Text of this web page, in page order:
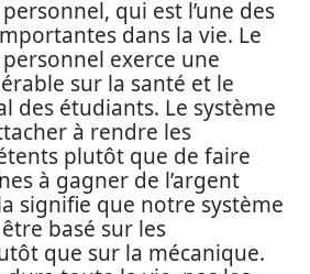
qui est l’une des
dans la vie. Le
exerce une
sur la santé et le
des étudiants. Le système
à rendre les
plutôt que de faire
à gagner de l’argent
signifie que notre système
basé sur les
que sur la mécanique.